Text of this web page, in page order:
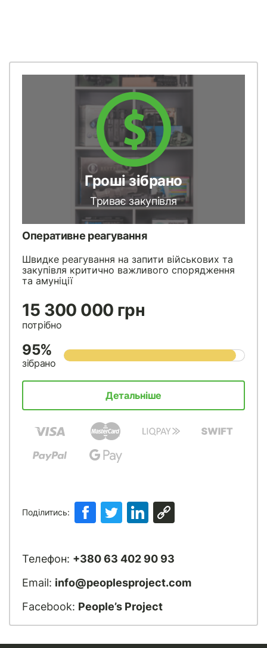
Гроші зібрано
Триває закупівля
Оперативне реагування
Швидке реагування на запити військових та
закупівля критично важливого спорядження
та амуніції
15 300 000 грн
потрібно
95%
зібрано
Детальніше
Поділитись:
Телефон: +380 63 402 90 93
Email: info@peoplesproject.com
Facebook: People’s Project